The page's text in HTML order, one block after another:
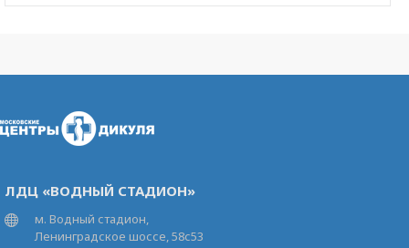
ЛДЦ «ВОДНЫЙ СТАДИОН»
м. Водный стадион,
Ленинградское шоссе, 58с53